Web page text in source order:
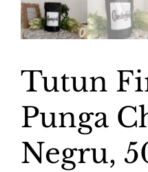
Tutun
Punga
Negru,